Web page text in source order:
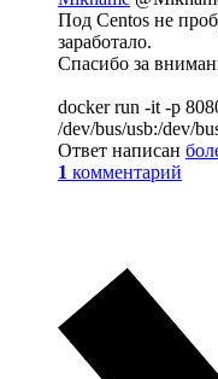
Под Centos не
заработало.
Спасибо за
docker run -it -p
/dev/bus/usb:/dev/
Ответ написан
1 комментарий